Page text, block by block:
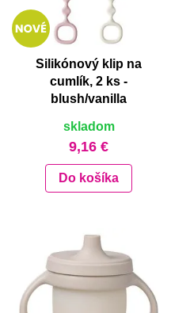
Silikónový klip na
cumlík, 2 ks -
blush/vanilla
skladom
9,16 €
Do košíka